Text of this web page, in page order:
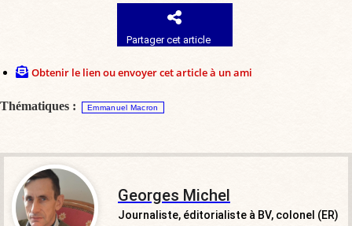
Partager cet article
Obtenir le lien ou envoyer cet article à un ami
Thématiques : Emmanuel Macron
Georges Michel
Journaliste, éditorialiste à BV, colonel (ER)